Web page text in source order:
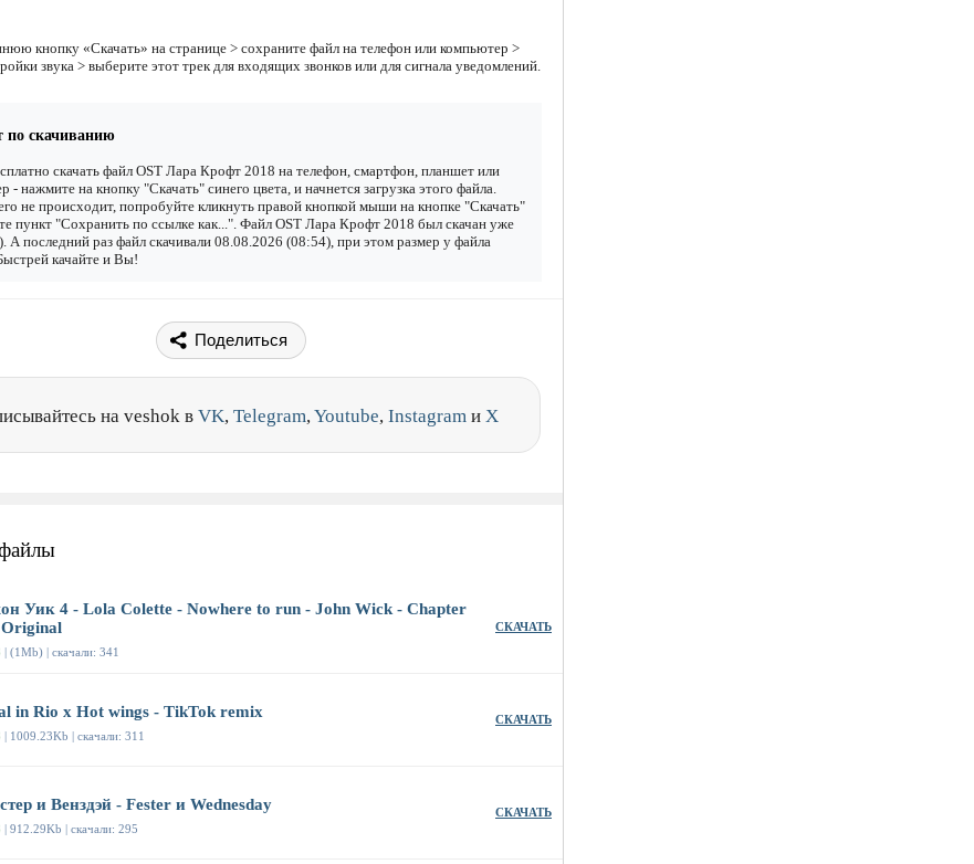
кнопку «Скачать» на странице > сохраните файл на телефон или компьютер >
звука > выберите этот трек для входящих звонков или для сигнала уведомлений.
по скачиванию
скачать файл OST Лара Крофт 2018 на телефон, смартфон, планшет или
- нажмите на кнопку "Скачать" синего цвета, и начнется загрузка этого файла.
не происходит, попробуйте кликнуть правой кнопкой мыши на кнопке "Скачать"
пункт "Сохранить по ссылке как...". Файл OST Лара Крофт 2018 был скачан уже
А последний раз файл скачивали 08.08.2026 (08:54), при этом размер у файла
качайте и Вы!
Поделиться
на veshok в VK, Telegram,Youtube, Instagram и X
Уик 4 - Lola Colette - Nowhere to run - John Wick - Chapter
| (1Mb) | скачали: 341
СКАЧАТЬ
in Rio x Hot wings - TikTok remix
| 1009.23Kb | скачали: 311
СКАЧАТЬ
и Венздэй - Fester и Wednesday
| 912.29Kb | скачали: 295
СКАЧАТЬ